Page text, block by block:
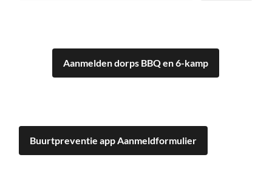
Aanmelden dorps BBQ en 6-kamp
Buurtpreventie app Aanmeldformulier